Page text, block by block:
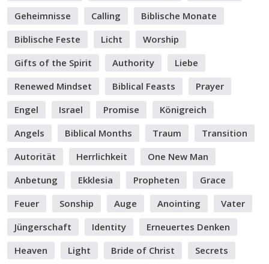
Geheimnisse
Calling
Biblische Monate
Biblische Feste
Licht
Worship
Gifts of the Spirit
Authority
Liebe
Renewed Mindset
Biblical Feasts
Prayer
Engel
Israel Promise
Königreich
Angels
Biblical Months Traum
Transition
Autorität
Herrlichkeit
One New Man
Anbetung
Ekklesia Propheten
Grace
Feuer
Sonship Auge Anointing
Vater
Jüngerschaft
Identity
Erneuertes Denken
Heaven
Light Bride of Christ
Secrets